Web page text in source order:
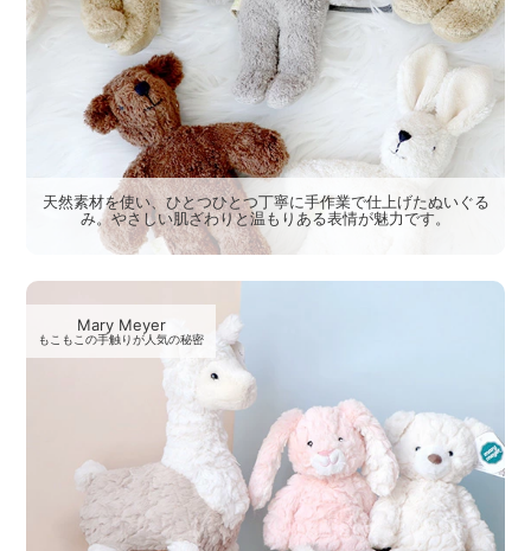
天然素材を使い、ひとつひとつ丁寧に手作業で仕上げたぬいぐる
み。やさしい肌ざわりと温もりある表情が魅力です。
Mary Meyer
もこもこの手触りが人気の秘密